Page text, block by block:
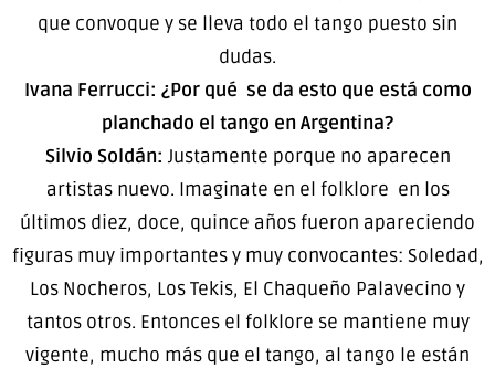
que convoque y se lleva todo el tango puesto sin
dudas.
Ivana Ferrucci: ¿Por qué se da esto que está como
planchado el tango en Argentina?
Silvio Soldán: Justamente porque no aparecen
artistas nuevo. Imaginate en el folklore en los
últimos diez, doce, quince años fueron apareciendo
figuras muy importantes y muy convocantes: Soledad,
Los Nocheros, Los Tekis, El Chaqueño Palavecino y
tantos otros. Entonces el folklore se mantiene muy
vigente, mucho más que el tango, al tango le están